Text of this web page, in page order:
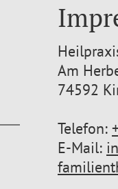
Am
74592
Telefon:
E-Mail: